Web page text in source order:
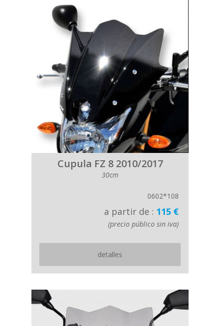
Cupula FZ 8 2010/2017
30cm
0602*108
a partir de : 115 €
(precio público sin iva)
detalles